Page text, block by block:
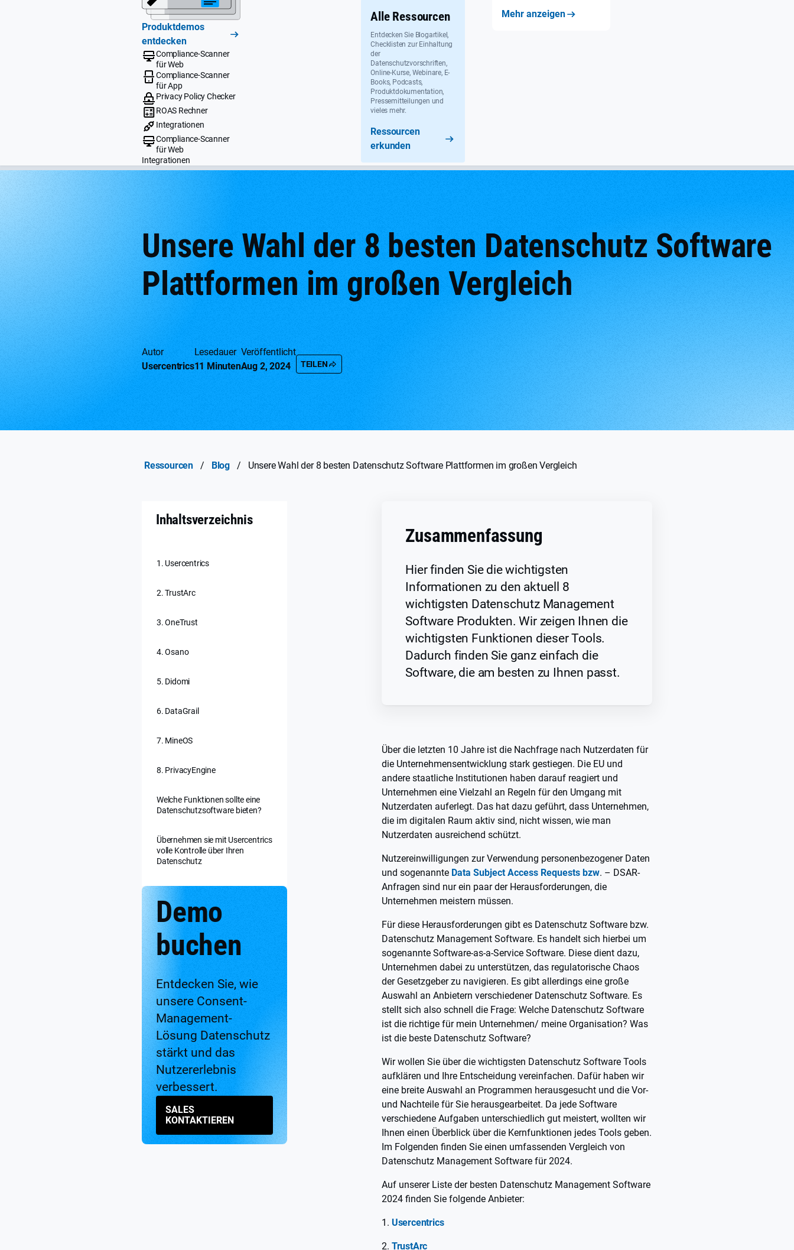
Produktdemos
entdecken
Compliance-Scanner
für Web
Compliance-Scanner
für App
Privacy Policy Checker
ROAS Rechner
Integrationen
Compliance-Scanner
für Web
Integrationen
Alle Ressourcen
Entdecken Sie Blogartikel,
Checklisten zur Einhaltung
der
Datenschutzvorschriften,
Online-Kurse, Webinare, E-
Books, Podcasts,
Produktdokumentation,
Pressemitteilungen und
vieles mehr.
Ressourcen
erkunden
Mehr anzeigen
Unsere Wahl der 8 besten Datenschutz Software
Plattformen im großen Vergleich
Autor
Usercentrics
Lesedauer
11 Minuten
Veröffentlicht
Aug 2, 2024
TEILEN
Ressourcen / Blog / Unsere Wahl der 8 besten Datenschutz Software Plattformen im großen Vergleich
Inhaltsverzeichnis
1. Usercentrics
2. TrustArc
3. OneTrust
4. Osano
5. Didomi
6. DataGrail
7. MineOS
8. PrivacyEngine
Welche Funktionen sollte eine
Datenschutzsoftware bieten?
Übernehmen sie mit Usercentrics
volle Kontrolle über Ihren
Datenschutz
Demo
buchen
Entdecken Sie, wie
unsere Consent-
Management-
Lösung Datenschutz
stärkt und das
Nutzererlebnis
verbessert.
SALES
KONTAKTIEREN
Zusammenfassung
Hier finden Sie die wichtigsten
Informationen zu den aktuell 8
wichtigsten Datenschutz Management
Software Produkten. Wir zeigen Ihnen die
wichtigsten Funktionen dieser Tools.
Dadurch finden Sie ganz einfach die
Software, die am besten zu Ihnen passt.
Über die letzten 10 Jahre ist die Nachfrage nach Nutzerdaten für
die Unternehmensentwicklung stark gestiegen. Die EU und
andere staatliche Institutionen haben darauf reagiert und
Unternehmen eine Vielzahl an Regeln für den Umgang mit
Nutzerdaten auferlegt. Das hat dazu geführt, dass Unternehmen,
die im digitalen Raum aktiv sind, nicht wissen, wie man
Nutzerdaten ausreichend schützt.
Nutzereinwilligungen zur Verwendung personenbezogener Daten
und sogenannte Data Subject Access Requests bzw. – DSAR-
Anfragen sind nur ein paar der Herausforderungen, die
Unternehmen meistern müssen.
Für diese Herausforderungen gibt es Datenschutz Software bzw.
Datenschutz Management Software. Es handelt sich hierbei um
sogenannte Software-as-a-Service Software. Diese dient dazu,
Unternehmen dabei zu unterstützen, das regulatorische Chaos
der Gesetzgeber zu navigieren. Es gibt allerdings eine große
Auswahl an Anbietern verschiedener Datenschutz Software. Es
stellt sich also schnell die Frage: Welche Datenschutz Software
ist die richtige für mein Unternehmen/ meine Organisation? Was
ist die beste Datenschutz Software?
Wir wollen Sie über die wichtigsten Datenschutz Software Tools
aufklären und Ihre Entscheidung vereinfachen. Dafür haben wir
eine breite Auswahl an Programmen herausgesucht und die Vor-
und Nachteile für Sie herausgearbeitet. Da jede Software
verschiedene Aufgaben unterschiedlich gut meistert, wollten wir
Ihnen einen Überblick über die Kernfunktionen jedes Tools geben.
Im Folgenden finden Sie einen umfassenden Vergleich von
Datenschutz Management Softwarefür 2024.
Auf unserer Liste der besten Datenschutz Management Software
2024 finden Sie folgende Anbieter:
Usercentrics
TrustArc